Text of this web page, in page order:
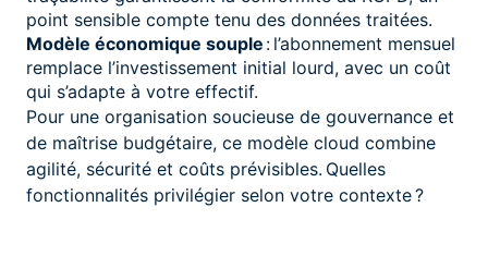
point sensible compte tenu des données traitées.
Modèle économique souple : l’abonnement mensuel
remplace l’investissement initial lourd, avec un coût
qui s’adapte à votre effectif.
Pour une organisation soucieuse de gouvernance et
de maîtrise budgétaire, ce modèle cloud combine
agilité, sécurité et coûts prévisibles. Quelles
fonctionnalités privilégier selon votre contexte ?